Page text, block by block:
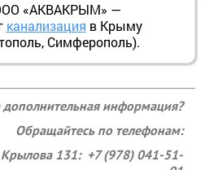
«АКВАКРЫМ» —
канализация в Крыму
Симферополь).
информация?
Обращайтесь по телефонам:
Крылова 131: +7 (978) 041-51-